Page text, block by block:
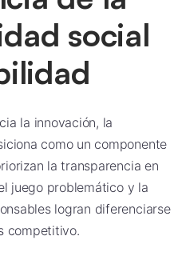
social
la innovación, la
como un componente
la transparencia en
juego problemático y la
logran diferenciarse
competitivo.